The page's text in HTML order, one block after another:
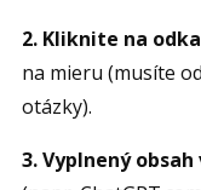
2. Kliknite na
na mieru (musíte
otázky).
3. Vyplnený